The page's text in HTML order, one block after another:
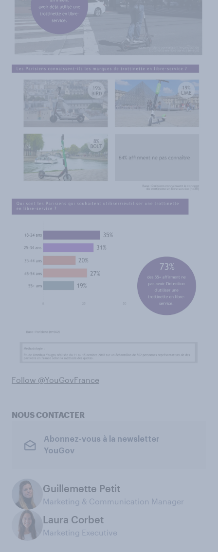
Follow @YouGovFrance
NOUS CONTACTER
Abonnez-vous à la newsletter
YouGov
Guillemette Petit
Marketing & Communication Manager
Laura Corbet
Marketing Executive